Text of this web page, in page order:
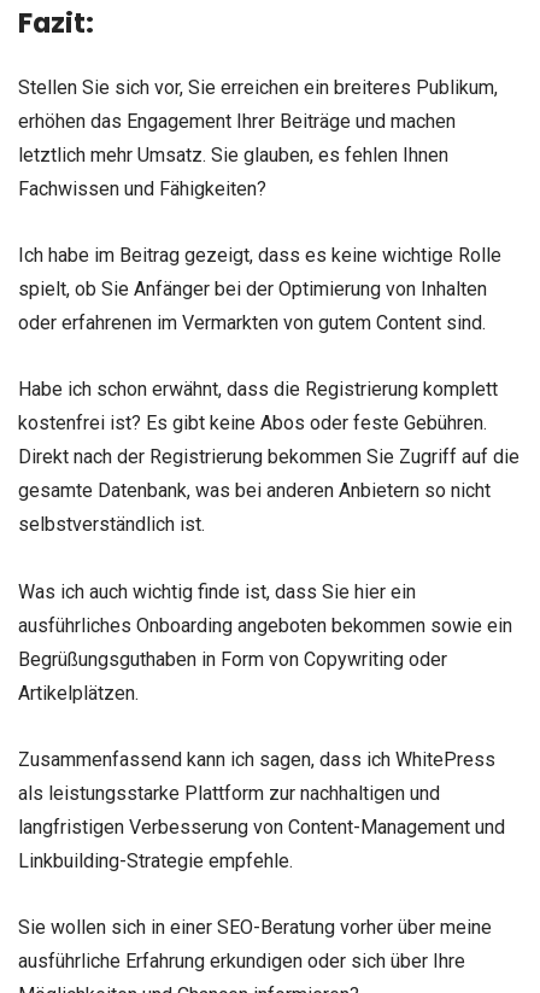
Fazit:
Stellen Sie sich vor, Sie erreichen ein breiteres Publikum,
erhöhen das Engagement Ihrer Beiträge und machen
letztlich mehr Umsatz. Sie glauben, es fehlen Ihnen
Fachwissen und Fähigkeiten?
Ich habe im Beitrag gezeigt, dass es keine wichtige Rolle
spielt, ob Sie Anfänger bei der Optimierung von Inhalten
oder erfahrenen im Vermarkten von gutem Content sind.
Habe ich schon erwähnt, dass die Registrierung komplett
kostenfrei ist? Es gibt keine Abos oder feste Gebühren.
Direkt nach der Registrierung bekommen Sie Zugriff auf die
gesamte Datenbank, was bei anderen Anbietern so nicht
selbstverständlich ist.
Was ich auch wichtig finde ist, dass Sie hier ein
ausführliches Onboarding angeboten bekommen sowie ein
Begrüßungsguthaben in Form von Copywriting oder
Artikelplätzen.
Zusammenfassend kann ich sagen, dass ich WhitePress
als leistungsstarke Plattform zur nachhaltigen und
langfristigen Verbesserung von Content-Management und
Linkbuilding-Strategie empfehle.
Sie wollen sich in einer SEO-Beratung vorher über meine
ausführliche Erfahrung erkundigen oder sich über Ihre